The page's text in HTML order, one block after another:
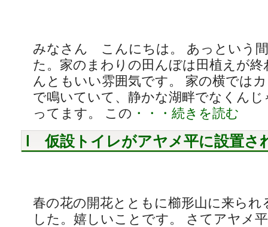
みなさん こんにちは。 あっという
た。家のまわりの田んぼは田植えが
んともいい雰囲気です。 家の横では
で鳴いていて、静かな湖畔でなくん
ってます。 この ・・・続きを読む
仮設トイレがアヤメ平に設置さ
春の花の開花とともに櫛形山に来られ
した。嬉しいことです。 さてアヤメ